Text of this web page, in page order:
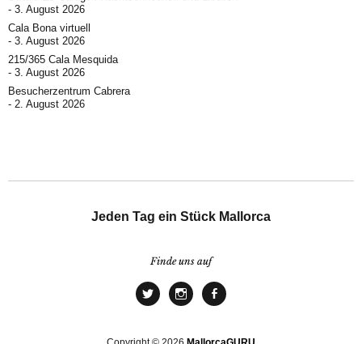
3. August 2026
Cala Bona virtuell
3. August 2026
215/365 Cala Mesquida
3. August 2026
Besucherzentrum Cabrera
2. August 2026
Jeden Tag ein Stück Mallorca
Finde uns auf